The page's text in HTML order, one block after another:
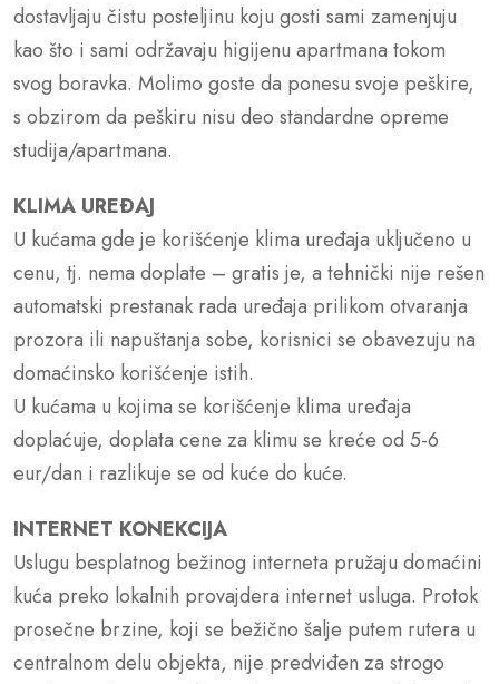
dostavljaju čistu posteljinu koju gosti sami zamenjuju
kao što i sami održavaju higijenu apartmana tokom
svog boravka. Molimo goste da ponesu svoje peškire,
s obzirom da peškiru nisu deo standardne opreme
studija/apartmana.
KLIMA UREÐAJ
U kućama gde je korišćenje klima uređaja uključeno u
cenu, tj. nema doplate – gratis je, a tehnički nije rešen
automatski prestanak rada uređaja prilikom otvaranja
prozora ili napuštanja sobe, korisnici se obavezuju na
domaćinsko korišćenje istih.
U kućama u kojima se korišćenje klima uređaja
doplaćuje, doplata cene za klimu se kreće od 5-6
eur/dan i razlikuje se od kuće do kuće.
INTERNET KONEKCIJA
Uslugu besplatnog bežinog interneta pružaju domaćini
kuća preko lokalnih provajdera internet usluga. Protok
prosečne brzine, koji se bežično šalje putem rutera u
centralnom delu objekta, nije predviđen za strogo